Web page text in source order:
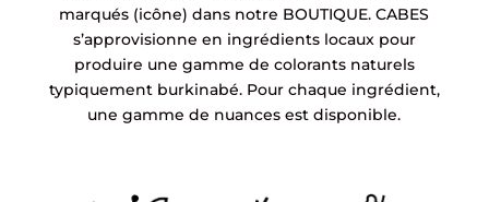
marqués (icône) dans notre BOUTIQUE. CABES
s’approvisionne en ingrédients locaux pour
produire une gamme de colorants naturels
typiquement burkinabé. Pour chaque ingrédient,
une gamme de nuances est disponible.